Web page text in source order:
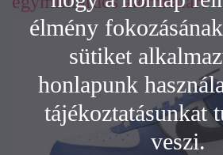
élmény
sütiket
honlapunk
tájékoztatásunkat
veszi.